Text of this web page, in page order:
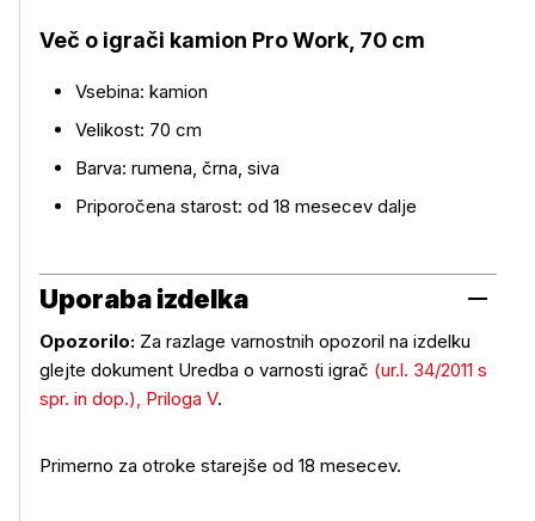
Več o izdelku
Več o igrači kamion Pro Work, 70 cm
Vsebina: kamion
Velikost: 70 cm
Barva: rumena, črna, siva
Priporočena starost: od 18 mesecev dalje
Uporaba izdelka
Uporaba izdelka
Opozorilo: Za razlage varnostnih opozoril na izdelku
glejte dokument Uredba o varnosti igrač (ur.l. 34/2011 s
spr. in dop.), Priloga V.
Primerno za otroke starejše od 18 mesecev.